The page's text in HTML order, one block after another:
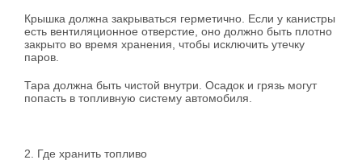
Крышка должна закрываться герметично. Если у канистры
есть вентиляционное отверстие, оно должно быть плотно
закрыто во время хранения, чтобы исключить утечку
паров.
Тара должна быть чистой внутри. Осадок и грязь могут
попасть в топливную систему автомобиля.
2. Где хранить топливо